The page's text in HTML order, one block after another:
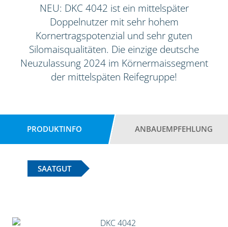
NEU: DKC 4042 ist ein mittelspäter
Doppelnutzer mit sehr hohem
Kornertragspotenzial und sehr guten
Silomaisqualitäten. Die einzige deutsche
Neuzulassung 2024 im Körnermaissegment
der mittelspäten Reifegruppe!
PRODUKTINFO ANBAUEMPFEHLUNG
SAATGUT